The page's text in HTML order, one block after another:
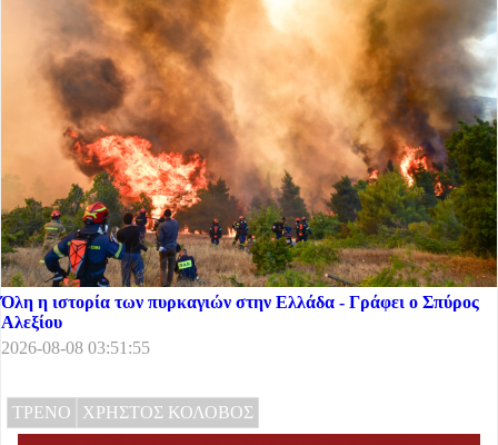
Όλη η ιστορία των πυρκαγιών στην Ελλάδα - Γράφει ο Σπύρος
Αλεξίου
2026-08-08 03:51:55
ΤΡΕΝΟ ΧΡΗΣΤΟΣ ΚΟΛΟΒΟΣ